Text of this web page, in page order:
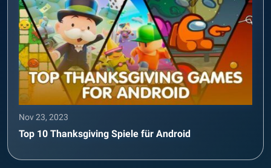
Nov 23, 2023
Top 10 Thanksgiving Spiele für Android